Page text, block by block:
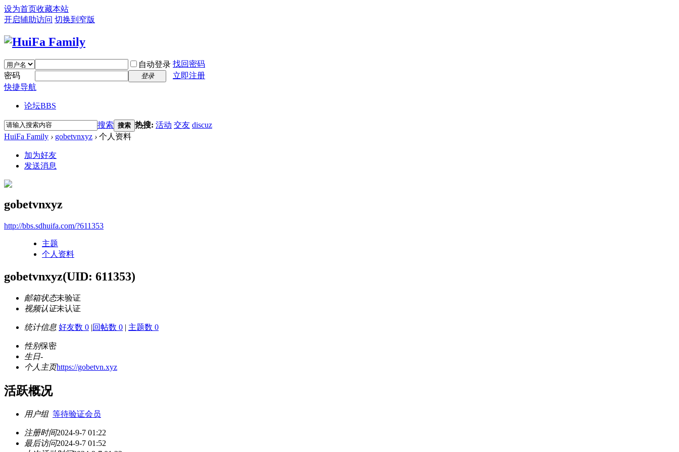
设为首页收藏本站
开启辅助访问 切换到窄版
自动登录 找回密码
密码
登录
立即注册
快捷导航
论坛BBS
搜索 搜索 热搜: 活动 交友 discuz
HuiFa Family › gobetvnxyz › 个人资料
加为好友
发送消息
gobetvnxyz
http://bbs.sdhuifa.com/?611353
主题
个人资料
gobetvnxyz(UID: 611353)
邮箱状态未验证
视频认证未认证
统计信息 好友数 0 |回帖数 0 | 主题数 0
性别保密
生日-
个人主页https://gobetvn.xyz
活跃概况
用户组 等待验证会员
注册时间2024-9-7 01:22
最后访问2024-9-7 01:52